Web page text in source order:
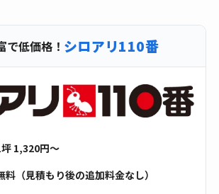
で低価格！ シロアリ110番
1,320円〜
料（見積もり後の追加料金なし）